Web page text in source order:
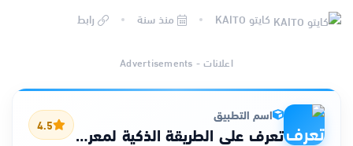
الألعاب كايتو KAITO منذ سنة رابط
اعلانات - Advertisements
اسم التطبيق
تعرف على الطريقة الذكية لمعرفة كيف يسجّلك الآخرون على هواتفهم 4.5